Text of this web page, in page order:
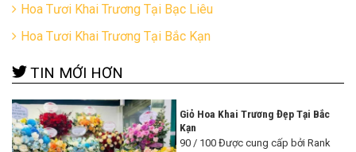
Hoa Tươi Khai Trương Tại Bạc Liêu
Hoa Tươi Khai Trương Tại Bắc Kạn
TIN MỚI HƠN
Giỏ Hoa Khai Trương Đẹp Tại Bắc
Kạn
90 / 100 Được cung cấp bởi Rank